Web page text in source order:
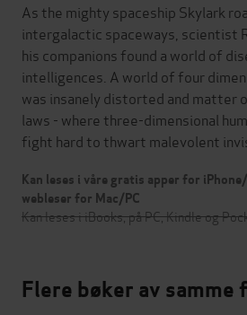
As the mighty spaceship Skylark
intergalactic spaceways, scientist
his companions found a world of
intelligences. A world of four
was insanely distorted and matter
laws - where three-dimensional
fight hard to thwart malevolent
Kan leses i våre gratis apper for
webleser for Mac/PC
Kan leses i iBooks, på PC, Kindle og
Flere bøker av